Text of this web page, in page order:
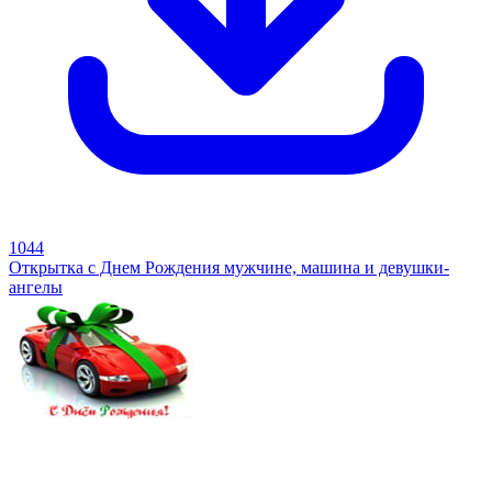
1044
Открытка с Днем Рождения мужчине, машина и девушки-
ангелы